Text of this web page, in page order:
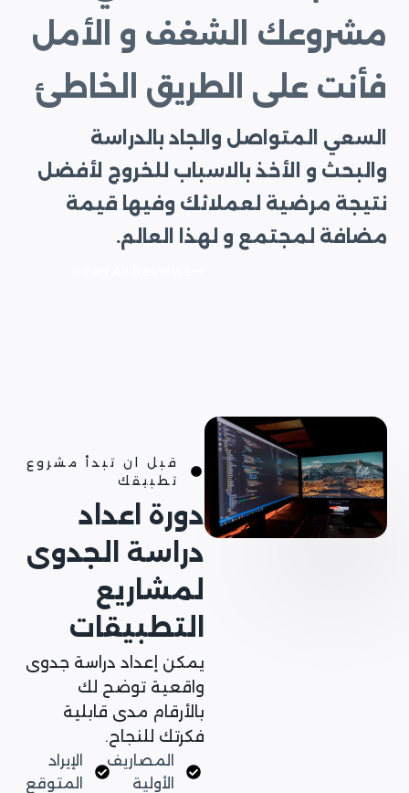
مشروعك الشغف و الأمل
فأنت على الطريق الخاطئ
السعي المتواصل والجاد بالدراسة
والبحث و الأخذ بالاسباب للخروج لأفضل
نتيجة مرضية لعملائك وفيها قيمة
مضافة لمجتمع و لهذا العالم.
قبل ان تبدأ مشروع
تطبيقك
دورة اعداد
دراسة الجدوى
لمشاريع
التطبيقات
يمكن إعداد دراسة جدوى
واقعية توضح لك
بالأرقام مدى قابلية
فكرتك للنجاح.
المصاريف
الأولية
الإيراد
المتوقع